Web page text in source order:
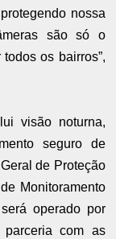
nossa
são só o
os bairros”,
visão noturna,
seguro de
de Proteção
Monitoramento
operado por
parceria com as